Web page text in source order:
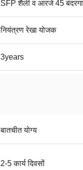
SFP शैली व आरजे 45
नियंत्रण रेखा योजक
3years
बातचीत योग्य
2-5 कार्य दिवसों